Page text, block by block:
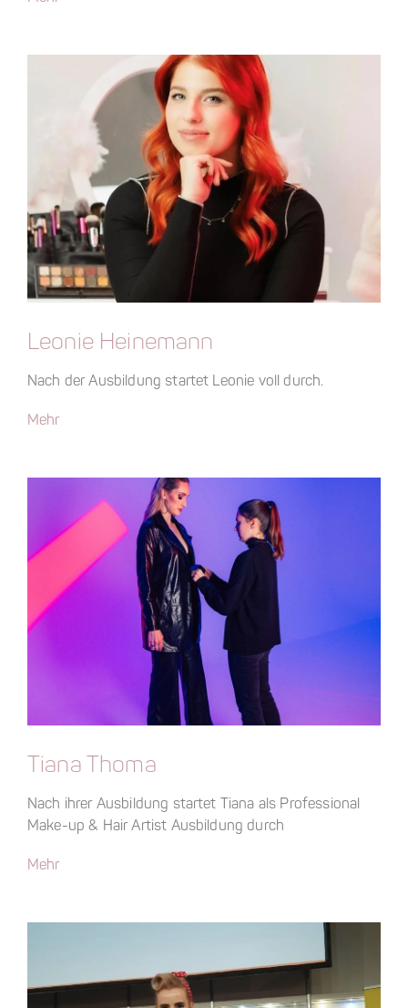
Leonie Heinemann
Nach der Ausbildung startet Leonie voll durch.
Mehr
Tiana Thoma
Nach ihrer Ausbildung startet Tiana als Professional
Make-up & Hair Artist Ausbildung durch
Mehr